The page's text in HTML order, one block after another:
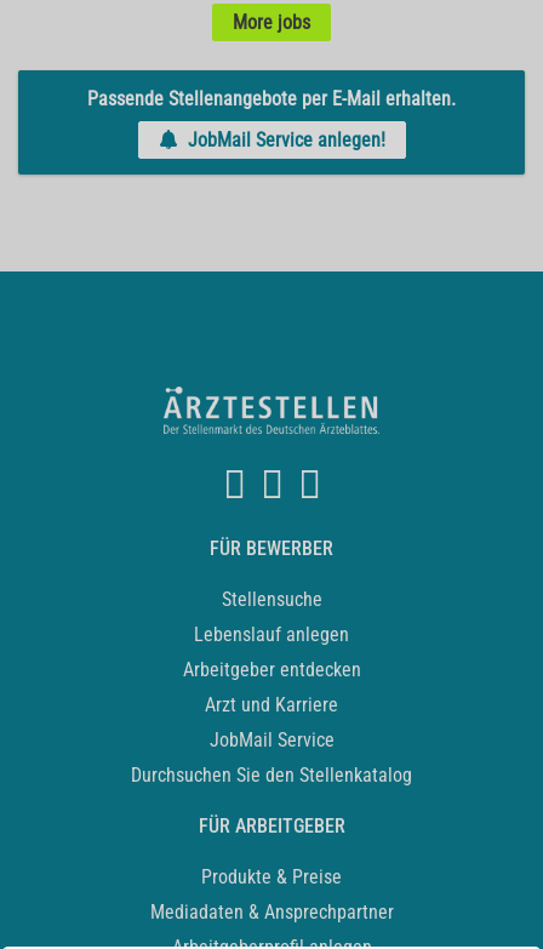
More jobs
Passende Stellenangebote per E-Mail erhalten.
JobMail Service anlegen!
FÜR BEWERBER
Stellensuche
Lebenslauf anlegen
Arbeitgeber entdecken
Arzt und Karriere
JobMail Service
Durchsuchen Sie den Stellenkatalog
FÜR ARBEITGEBER
Produkte & Preise
Mediadaten & Ansprechpartner